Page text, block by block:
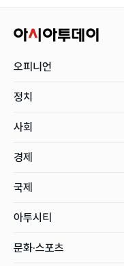
오피니언
정치
사회
경제
국제
아투시티
문화·스포츠